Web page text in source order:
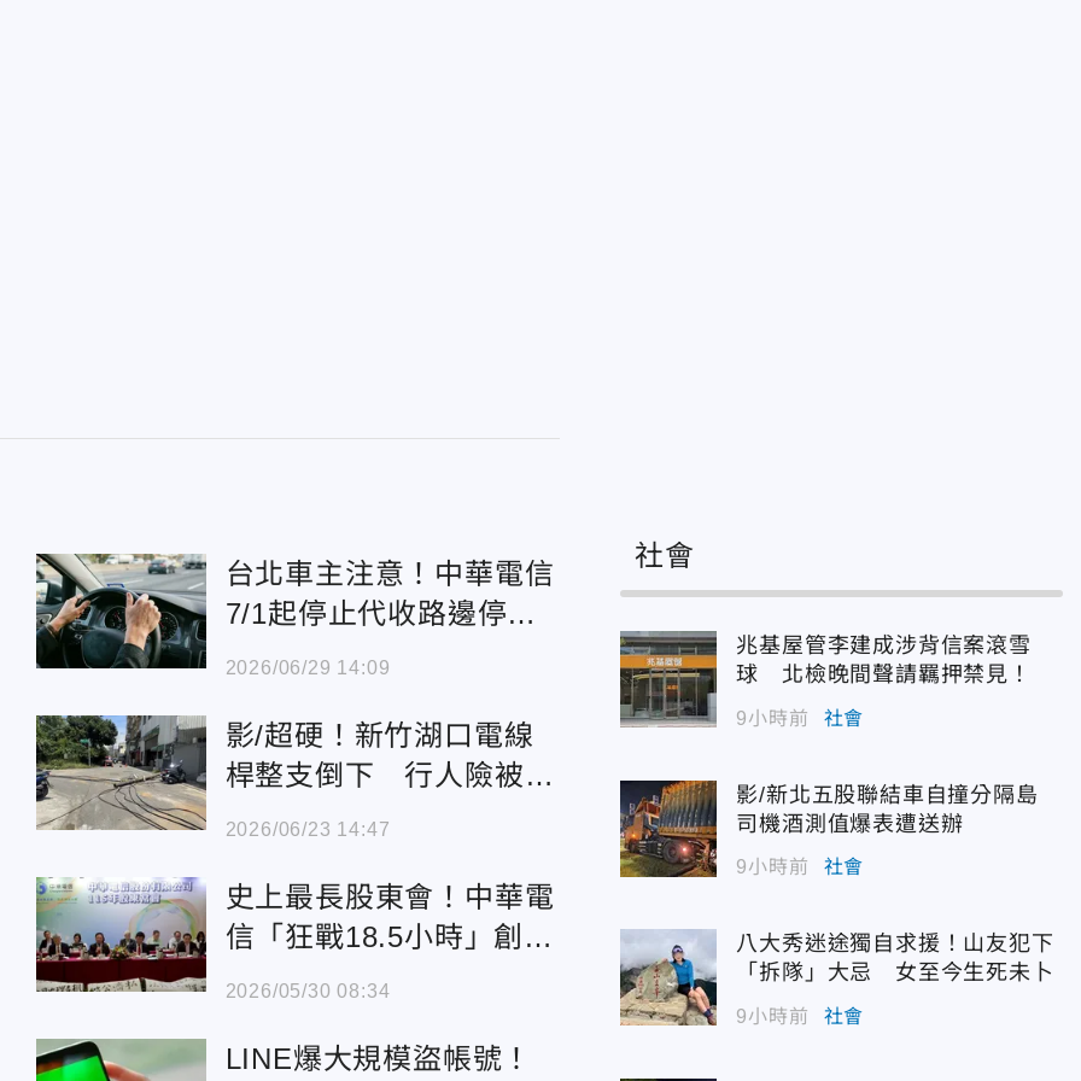
台北車主注意！中華電信
7/1起停止代收路邊停車
費
2026/06/29 14:09
影/超硬！新竹湖口電線
桿整支倒下 行人險被
「收走」
2026/06/23 14:47
史上最長股東會！中華電
信「狂戰18.5小時」創台
股超狂紀錄
2026/05/30 08:34
LINE爆大規模盜帳號！
社會
兆基屋管李建成涉背信案滾雪
球 北檢晚間聲請羈押禁見！
9小時前 社會
影/新北五股聯結車自撞分隔島
司機酒測值爆表遭送辦
9小時前 社會
八大秀迷途獨自求援！山友犯下
「拆隊」大忌 女至今生死未卜
9小時前 社會